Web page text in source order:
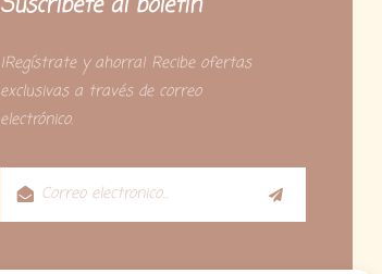
¡Regístrate y ahorra! Recibe ofertas
exclusivas a través de correo
electrónico.